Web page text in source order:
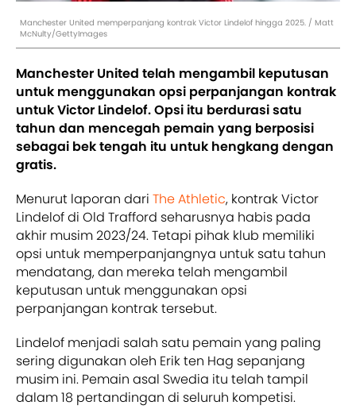
Manchester United memperpanjang kontrak Victor Lindelof hingga 2025. / Matt
McNulty/GettyImages
Manchester United telah mengambil keputusan
untuk menggunakan opsi perpanjangan kontrak
untuk Victor Lindelof. Opsi itu berdurasi satu
tahun dan mencegah pemain yang berposisi
sebagai bek tengah itu untuk hengkang dengan
gratis.
Menurut laporan dari The Athletic, kontrak Victor
Lindelof di Old Trafford seharusnya habis pada
akhir musim 2023/24. Tetapi pihak klub memiliki
opsi untuk memperpanjangnya untuk satu tahun
mendatang, dan mereka telah mengambil
keputusan untuk menggunakan opsi
perpanjangan kontrak tersebut.
Lindelof menjadi salah satu pemain yang paling
sering digunakan oleh Erik ten Hag sepanjang
musim ini. Pemain asal Swedia itu telah tampil
dalam 18 pertandingan di seluruh kompetisi.